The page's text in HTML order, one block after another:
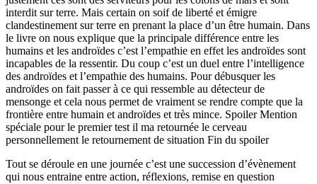
interdit sur terre. Mais certain on soif de liberté et émigre
clandestinement sur terre en prenant la place d’un être humain. Dans
le livre on nous explique que la principale différence entre les
humains et les androïdes c’est l’empathie en effet les androïdes sont
incapables de la ressentir. Du coup c’est un duel entre l’intelligence
des androïdes et l’empathie des humains. Pour débusquer les
androïdes on fait passer à ce qui ressemble au détecteur de
mensonge et cela nous permet de vraiment se rendre compte que la
frontière entre humain et androïdes et très mince. Spoiler Mention
spéciale pour le premier test il ma retournée le cerveau
personnellement le retournement de situation Fin du spoiler
Tout se déroule en une journée c’est une succession d’évènement
qui nous entraine entre action, réflexions, remise en question